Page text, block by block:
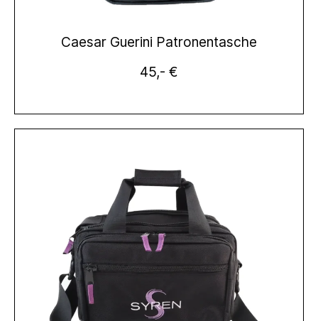
Caesar Guerini Patronentasche
45,- €